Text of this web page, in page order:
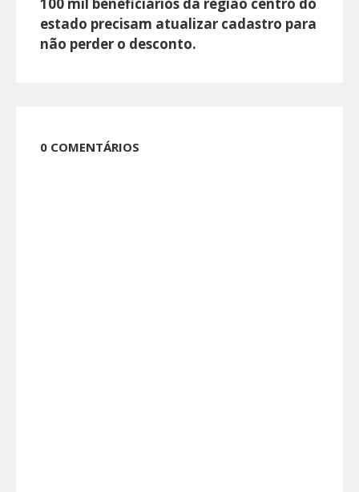
estado precisam atualizar cadastro para
não perder o desconto.
0 COMENTÁRIOS